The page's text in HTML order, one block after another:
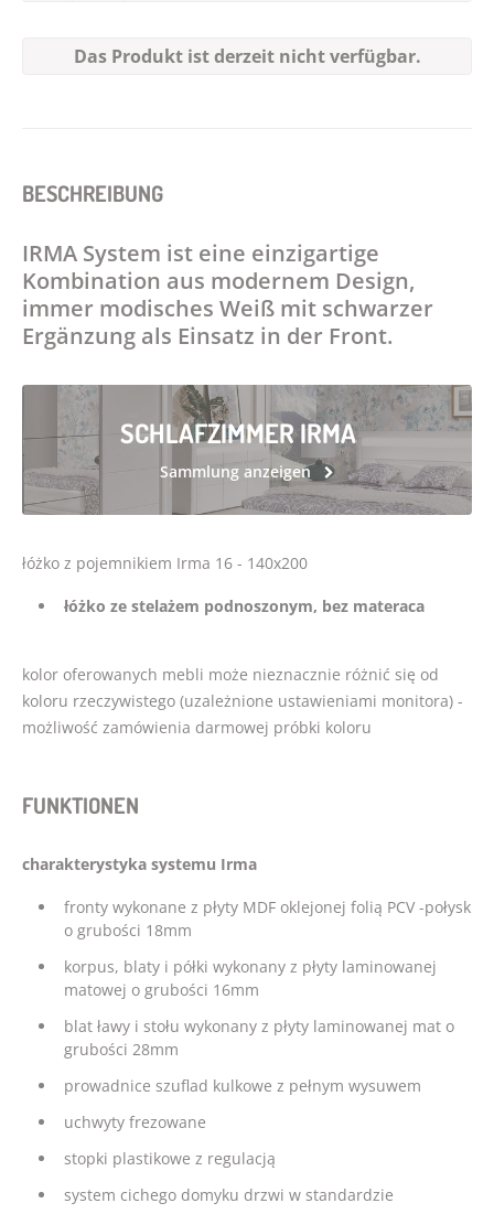
DENVER Matratze 20cm / 140cm / 200cm
204,00 €
BONELLBY Matratze 15/140/200
189,00 €
POCKETBY Matratze 16/140/200
243,00 €
Das Produkt ist derzeit nicht verfügbar.
BESCHREIBUNG
IRMA System ist eine einzigartige
Kombination aus modernem Design,
immer modisches Weiß mit schwarzer
Ergänzung als Einsatz in der Front.
SCHLAFZIMMER IRMA
Sammlung anzeigen
łóżko z pojemnikiem Irma 16 - 140x200
łóżko ze stelażem podnoszonym, bez materaca
kolor oferowanych mebli może nieznacznie różnić się od
koloru rzeczywistego (uzależnione ustawieniami monitora) -
możliwość zamówienia darmowej próbki koloru
FUNKTIONEN
charakterystyka systemu Irma
fronty wykonane z płyty MDF oklejonej folią PCV -połysk
o grubości 18mm
korpus, blaty i półki wykonany z płyty laminowanej
matowej o grubości 16mm
blat ławy i stołu wykonany z płyty laminowanej mat o
grubości 28mm
prowadnice szuflad kulkowe z pełnym wysuwem
uchwyty frezowane
stopki plastikowe z regulacją
system cichego domyku drzwi w standardzie